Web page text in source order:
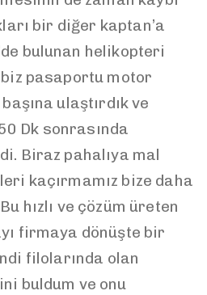
bir diğer kaptan’a
bulunan helikopteri
pasaportu motor
ulaştırdık ve
Dk sonrasında
Biraz pahalıya mal
kaçırmamız bize daha
hızlı ve çözüm üreten
firmaya dönüşte bir
filolarında olan
buldum ve onu